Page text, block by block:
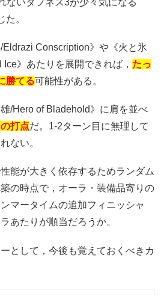
。
Eldrazi Conscription》や《火と氷
》あたりを展開できれば， たっ
勝てる可能性がある。
/Hero of Bladehold》に肩を並べ
打点だ。1-2ターン目に無理して
ない。
能が大きく依存するためランダム
の時点で，オーラ・装備品寄りの
マータイムの追加フィニッシャ
あたりが順当だろうか。
として，今後も覚えておくべきカ